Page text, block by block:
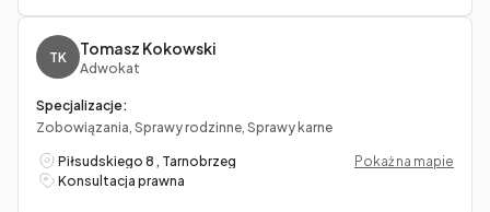
TK Tomasz Kokowski
Adwokat
Specjalizacje:
Zobowiązania, Sprawy rodzinne, Sprawy karne
Piłsudskiego 8 , Tarnobrzeg
Pokaż na mapie
Konsultacja prawna